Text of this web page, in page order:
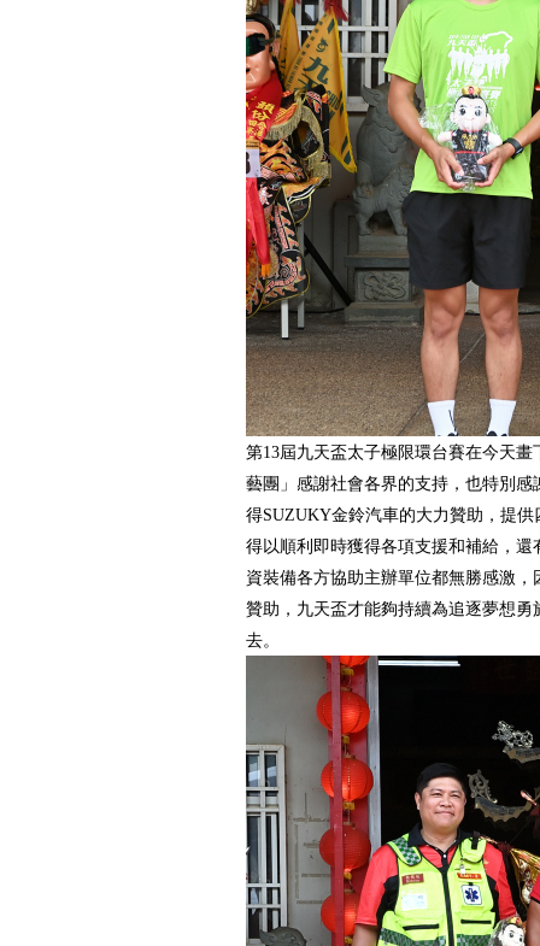
第13屆九天盃太子極限環台賽在今天
藝團」感謝社會各界的支持，也特別
得SUZUKY金鈴汽車的大力贊助，提
得以順利即時獲得各項支援和補給，
資裝備各方協助主辦單位都無勝感激
贊助，九天盃才能夠持續為追逐夢想
去。